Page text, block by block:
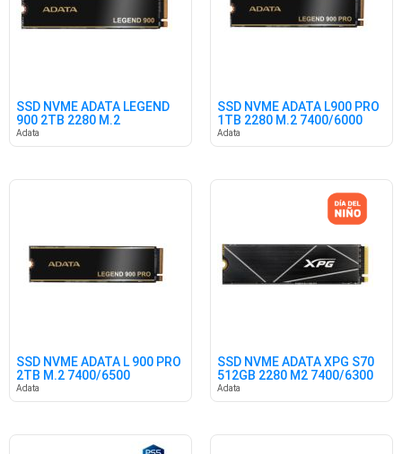
SSD NVME ADATA LEGEND
900 2TB 2280 M.2
7000/5400
Adata
SSD NVME ADATA L900 PRO
1TB 2280 M.2 7400/6000
Adata
SSD NVME ADATA L 900 PRO
2TB M.2 7400/6500
Adata
SSD NVME ADATA XPG S70
512GB 2280 M2 7400/6300
Adata